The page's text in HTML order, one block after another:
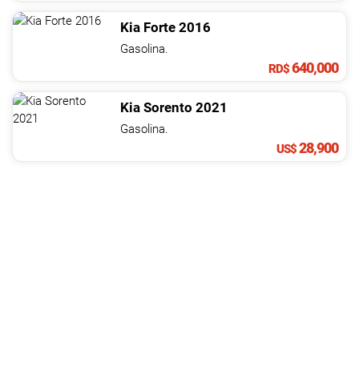
Kia Forte 2016
Gasolina.
RD$640,000
Kia Sorento 2021
Gasolina.
US$28,900